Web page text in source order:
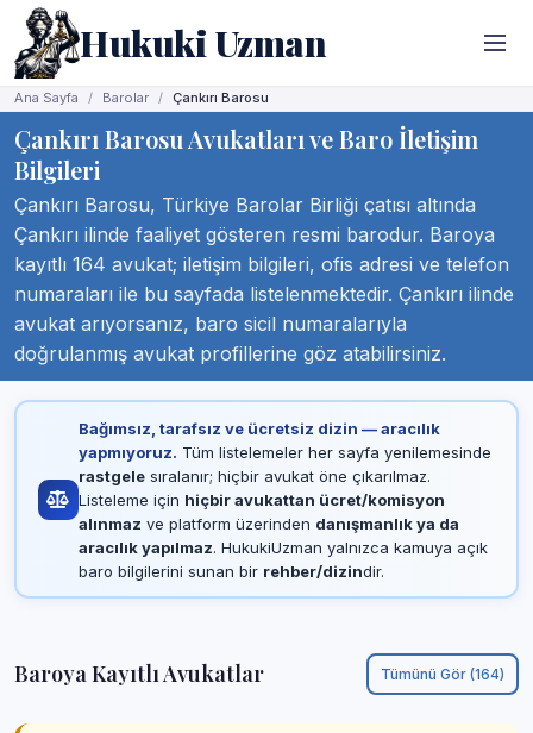
Hukuki Uzman
Ana Sayfa Barolar Çankırı Barosu
Çankırı Barosu Avukatları ve Baro İletişim
Bilgileri
Çankırı Barosu, Türkiye Barolar Birliği çatısı altında
Çankırı ilinde faaliyet gösteren resmi barodur. Baroya
kayıtlı 164 avukat; iletişim bilgileri, ofis adresi ve telefon
numaraları ile bu sayfada listelenmektedir. Çankırı ilinde
avukat arıyorsanız, baro sicil numaralarıyla
doğrulanmış avukat profillerine göz atabilirsiniz.
Bağımsız, tarafsız ve ücretsiz dizin — aracılık
yapmıyoruz. Tüm listelemeler her sayfa yenilemesinde
rastgelesıralanır; hiçbir avukat öne çıkarılmaz.
Listeleme için hiçbir avukattan ücret/komisyon
alınmaz ve platform üzerinden danışmanlık ya da
aracılık yapılmaz. HukukiUzman yalnızca kamuya açık
baro bilgilerini sunan bir rehber/dizindir.
Baroya Kayıtlı Avukatlar Tümünü Gör (164)